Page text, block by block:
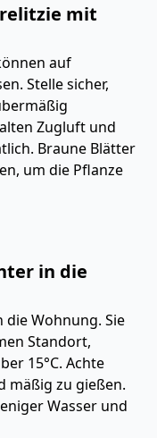
mit
auf
Stelle sicher,
Zugluft und
Braune Blätter
um die Pflanze
in die
die Wohnung. Sie
Standort,
15°C. Achte
mäßig zu gießen.
Wasser und